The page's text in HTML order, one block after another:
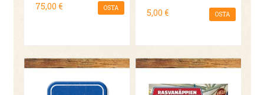
75,00 € OSTA 5,00 € OSTA